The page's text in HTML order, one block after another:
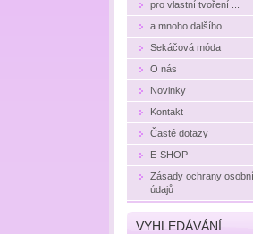
pro vlastní tvoření ...
a mnoho dalšího ...
Sekáčová móda
O nás
Novinky
Kontakt
Časté dotazy
E-SHOP
Zásady ochrany
údajů
VYHLEDÁVÁNÍ